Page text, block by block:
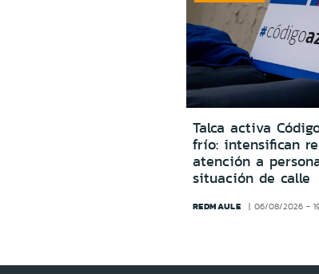
Talca activa
frío: intensifican
atención a
situación de calle
REDMAULE 06/08/2026 -